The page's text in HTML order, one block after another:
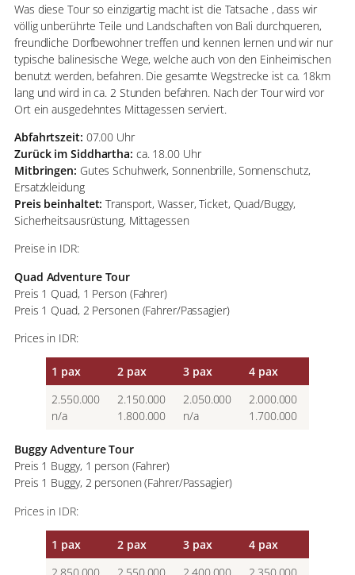
Was diese Tour so einzigartig macht ist die Tatsache , dass wir
völlig unberührte Teile und Landschaften von Bali durchqueren,
freundliche Dorfbewohner treffen und kennen lernen und wir nur
typische balinesische Wege, welche auch von den Einheimischen
benutzt werden, befahren. Die gesamte Wegstrecke ist ca. 18km
lang und wird in ca. 2 Stunden befahren. Nach der Tour wird vor
Ort ein ausgedehntes Mittagessen serviert.
Abfahrtszeit: 07.00 Uhr
Zurück im Siddhartha: ca. 18.00 Uhr
Mitbringen: Gutes Schuhwerk, Sonnenbrille, Sonnenschutz,
Ersatzkleidung
Preis beinhaltet: Transport, Wasser, Ticket, Quad/Buggy,
Sicherheitsausrüstung, Mittagessen
Preise in IDR:
Quad Adventure Tour
Preis 1 Quad, 1 Person (Fahrer)
Preis 1 Quad, 2 Personen (Fahrer/Passagier)
Prices in IDR:
1 pax 2 pax 3 pax
4 pax
2.550.000
n/a
2.150.000
1.800.000
2.050.000
n/a
2.000.000
1.700.000
Buggy Adventure Tour
Preis 1 Buggy, 1 person (Fahrer)
Preis 1 Buggy, 2 personen (Fahrer/Passagier)
Prices in IDR:
1 pax 2 pax 3 pax
4 pax